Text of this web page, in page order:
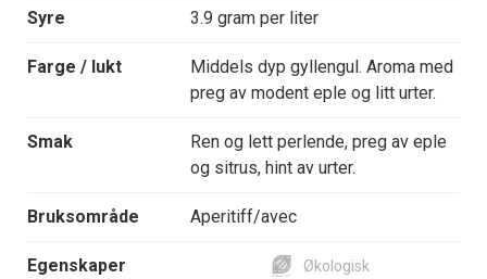
Syre 3.9 gram per liter
Farge / lukt
Middels dyp gyllengul. Aroma med
preg av modent eple og litt urter.
Smak
Ren og lett perlende, preg av eple
og sitrus, hint av urter.
Bruksområde Aperitiff/avec
Egenskaper Økologisk